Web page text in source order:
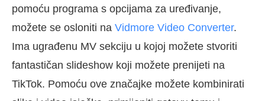
pomoću programa s opcijama za uređivanje,
možete se osloniti na Vidmore Video Converter.
Ima ugrađenu MV sekciju u kojoj možete stvoriti
fantastičan slideshow koji možete prenijeti na
TikTok. Pomoću ove značajke možete kombinirati